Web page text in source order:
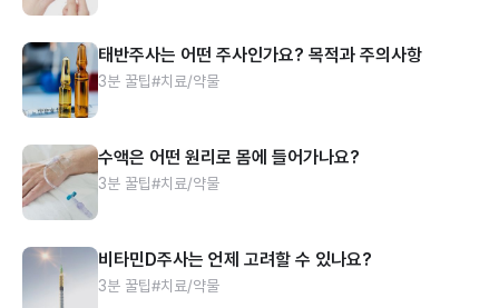
태반주사는 어떤 주사인가요? 목적과 주의사항
3분 꿀팁#치료/약물
수액은 어떤 원리로 몸에 들어가나요?
3분 꿀팁#치료/약물
비타민D주사는 언제 고려할 수 있나요?
3분 꿀팁#치료/약물